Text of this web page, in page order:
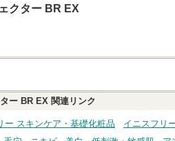
クター BR EX
ー BR EX 関連リンク
ー スキンケア・基礎化粧品 イニスフリ